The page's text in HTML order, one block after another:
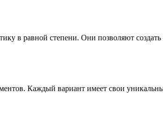
в равной степени. Они позволяют
Каждый вариант имеет свои